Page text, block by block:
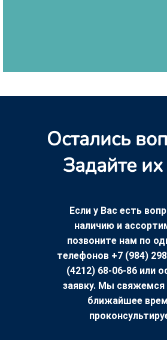
Остались
Задайте
Если у Вас есть
наличию и
позвоните нам по
телефонов +7 (984)
(4212) 68-06-86 или
заявку. Мы свяжемся
ближайшее